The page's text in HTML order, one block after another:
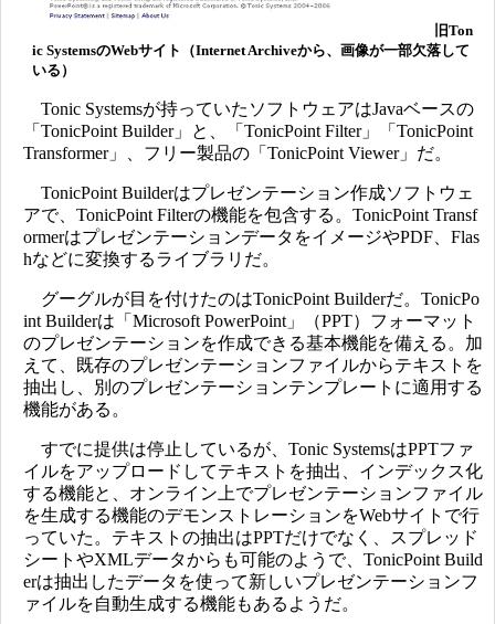
旧Ton
ic SystemsのWebサイト（Internet Archiveから、画像が一部欠落して
いる）
Tonic Systemsが持っていたソフトウェアはJavaベースの
「TonicPoint Builder」と、「TonicPoint Filter」「TonicPoint
Transformer」、フリー製品の「TonicPoint Viewer」だ。
TonicPoint Builderはプレゼンテーション作成ソフトウェ
アで、TonicPoint Filterの機能を包含する。TonicPoint Transf
ormerはプレゼンテーションデータをイメージやPDF、Flas
hなどに変換するライブラリだ。
グーグルが目を付けたのはTonicPoint Builderだ。TonicPo
int Builderは「Microsoft PowerPoint」（PPT）フォーマット
のプレゼンテーションを作成できる基本機能を備える。加
えて、既存のプレゼンテーションファイルからテキストを
抽出し、別のプレゼンテーションテンプレートに適用する
機能がある。
すでに提供は停止しているが、Tonic SystemsはPPTファ
イルをアップロードしてテキストを抽出、インデックス化
する機能と、オンライン上でプレゼンテーションファイル
を生成する機能のデモンストレーションをWebサイトで行
っていた。テキストの抽出はPPTだけでなく、スプレッド
シートやXMLデータからも可能のようで、TonicPoint Build
erは抽出したデータを使って新しいプレゼンテーションフ
ァイルを自動生成する機能もあるようだ。